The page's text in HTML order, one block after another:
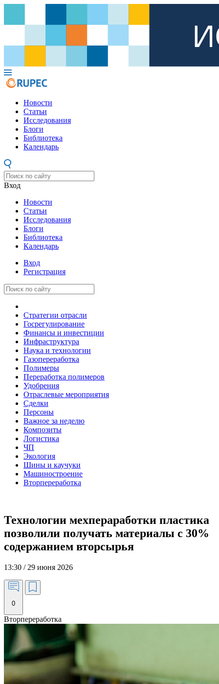
Новости
Статьи
Исследования
Блоги
Библиотека
Календарь
Вход
Новости
Статьи
Исследования
Блоги
Библиотека
Календарь
Вход
Регистрация
Стратегии отрасли
Госрегулирование
Финансы и инвестиции
Инфраструктура
Наука и технологии
Газопереработка
Полимеры
Переработка полимеров
Удобрения
Отраслевые мероприятия
Сделки
Персоны
Важное за неделю
Композиты
Логистика
ЧП
Экология
Шины и каучуки
Машиностроение
Вторпереработка
Технологии мехпераработки пластика
позволили получать материалы с 30%
содержанием вторсырья
13:30 / 29 июня 2026
0